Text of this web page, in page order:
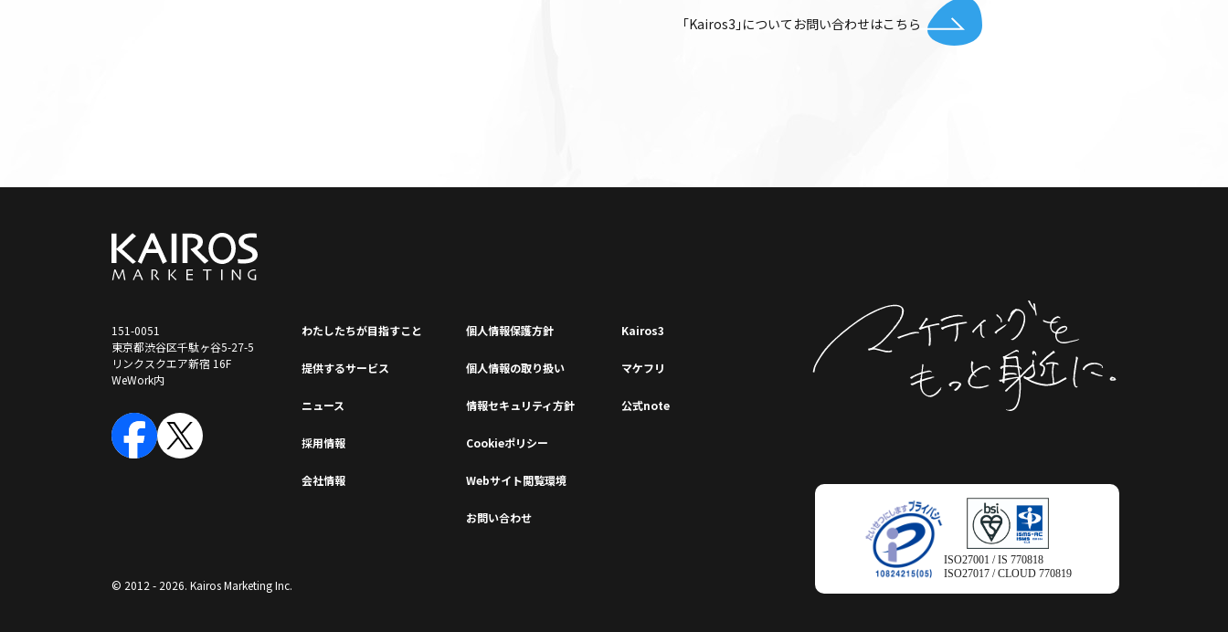
｢Kairos3｣についてお問い合わせはこちら
151-0051
東京都渋谷区千駄ヶ谷5-27-5
リンクスクエア新宿 16F
WeWork内
わたしたちが⽬指すこと
提供するサービス
ニュース
採⽤情報
会社情報
個⼈情報保護⽅針
個⼈情報の取り扱い
情報セキュリティ⽅針
Cookieポリシー
Webサイト閲覧環境
お問い合わせ
Kairos3
マケフリ
公式note
ISO27001 / IS 770818
ISO27017 / CLOUD 770819
© 2012 - 2026. Kairos Marketing Inc.